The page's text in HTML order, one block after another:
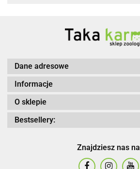
Dane adresowe
Informacje
O sklepie
Bestsellery:
Znajdziesz nas na